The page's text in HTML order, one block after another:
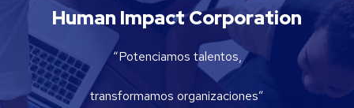
Human Impact Corporation
“Potenciamos talentos,
transformamos organizaciones”